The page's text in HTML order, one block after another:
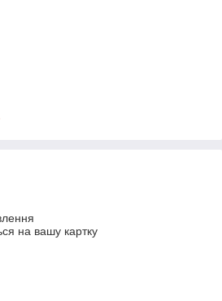
на вашу картку